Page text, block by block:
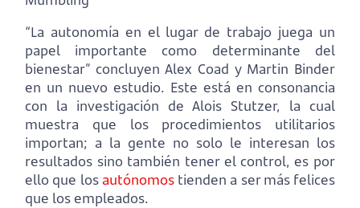
“La autonomía en el lugar de trabajo juega un
papel importante como determinante del
bienestar” concluyen Alex Coad y Martin Binder
en un nuevo estudio. Este está en consonancia
con la investigación de Alois Stutzer, la cual
muestra que los procedimientos utilitarios
importan; a la gente no solo le interesan los
resultados sino también tener el control, es por
ello que los autónomostienden a ser más felices
que los empleados.